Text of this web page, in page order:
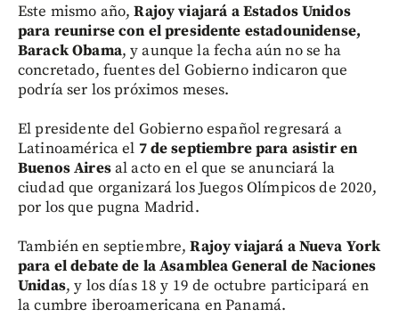
Este mismo año,Rajoy viajará a Estados Unidos
para reunirse con el presidente estadounidense,
Barack Obama, y aunque la fecha aún no se ha
concretado, fuentes del Gobierno indicaron que
podría ser los próximos meses.
El presidente del Gobierno español regresará a
Latinoamérica el 7 de septiembre para asistir en
Buenos Airesal acto en el que se anunciará la
ciudad que organizará los Juegos Olímpicos de 2020,
por los que pugna Madrid.
También en septiembre,Rajoy viajará a Nueva York
para el debate de la Asamblea General de Naciones
Unidas, y los días 18 y 19 de octubre participará en
la cumbre iberoamericana en Panamá.